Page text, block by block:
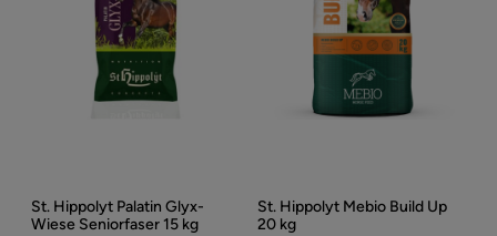
St. Hippolyt Palatin Glyx-
Wiese Seniorfaser 15 kg
St. Hippolyt Mebio Build Up
20 kg